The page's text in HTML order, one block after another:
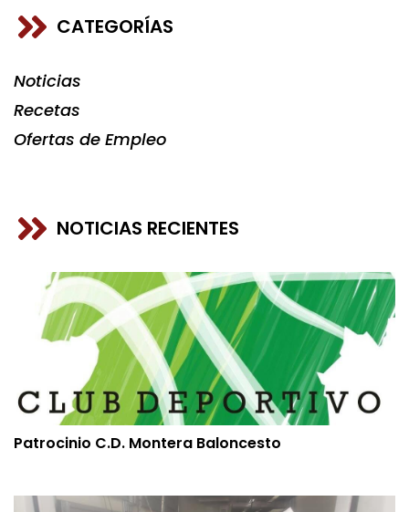
CATEGORÍAS
Noticias
Recetas
Ofertas de Empleo
NOTICIAS RECIENTES
Patrocinio C.D. Montera Baloncesto